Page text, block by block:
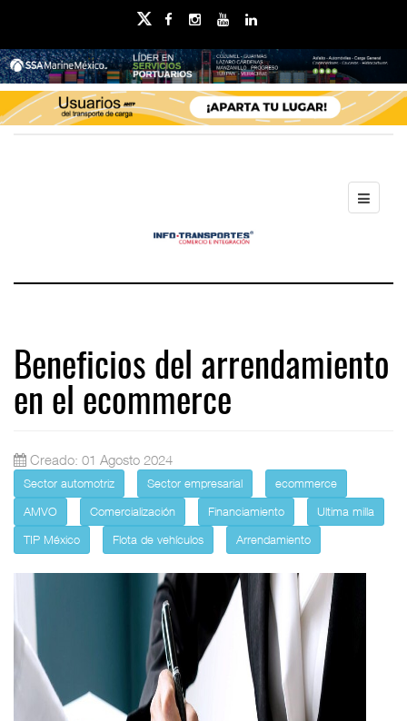
Beneficios del arrendamiento
en el ecommerce
Creado: 01 Agosto 2024
Sector automotriz Sector empresarial
ecommerce
AMVO
Comercialización Financiamiento
Ultima milla
TIP México
Flota de vehículos Arrendamiento